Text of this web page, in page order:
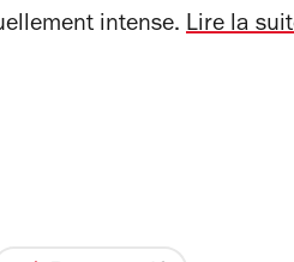
intense. Lire la